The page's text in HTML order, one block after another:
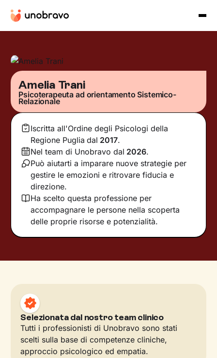
Amelia Trani
Psicoterapeuta ad orientamento Sistemico-
Relazionale
Iscritta all'Ordine degli Psicologi della
Regione Puglia dal 2017.
Nel team di Unobravo dal 2026.
Può aiutarti a imparare nuove strategie per
gestire le emozioni e ritrovare fiducia e
direzione.
Ha scelto questa professione per
accompagnare le persone nella scoperta
delle proprie risorse e potenzialità.
Selezionata dal nostro team clinico
Tutti i professionisti di Unobravo sono stati
scelti sulla base di competenze cliniche,
approccio psicologico ed empatia.